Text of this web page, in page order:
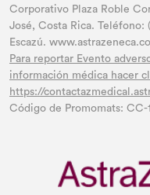
Corporativo Plaza Roble
José, Costa Rica. Teléfono:
Escazú.
Para reportar Evento
información médica hacer
https://
Código de Promomats: CC-